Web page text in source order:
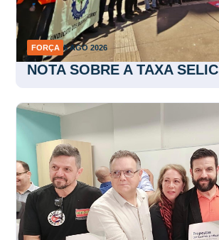
FORÇA 5 AGO 2026
NOTA SOBRE A TAXA SELIC